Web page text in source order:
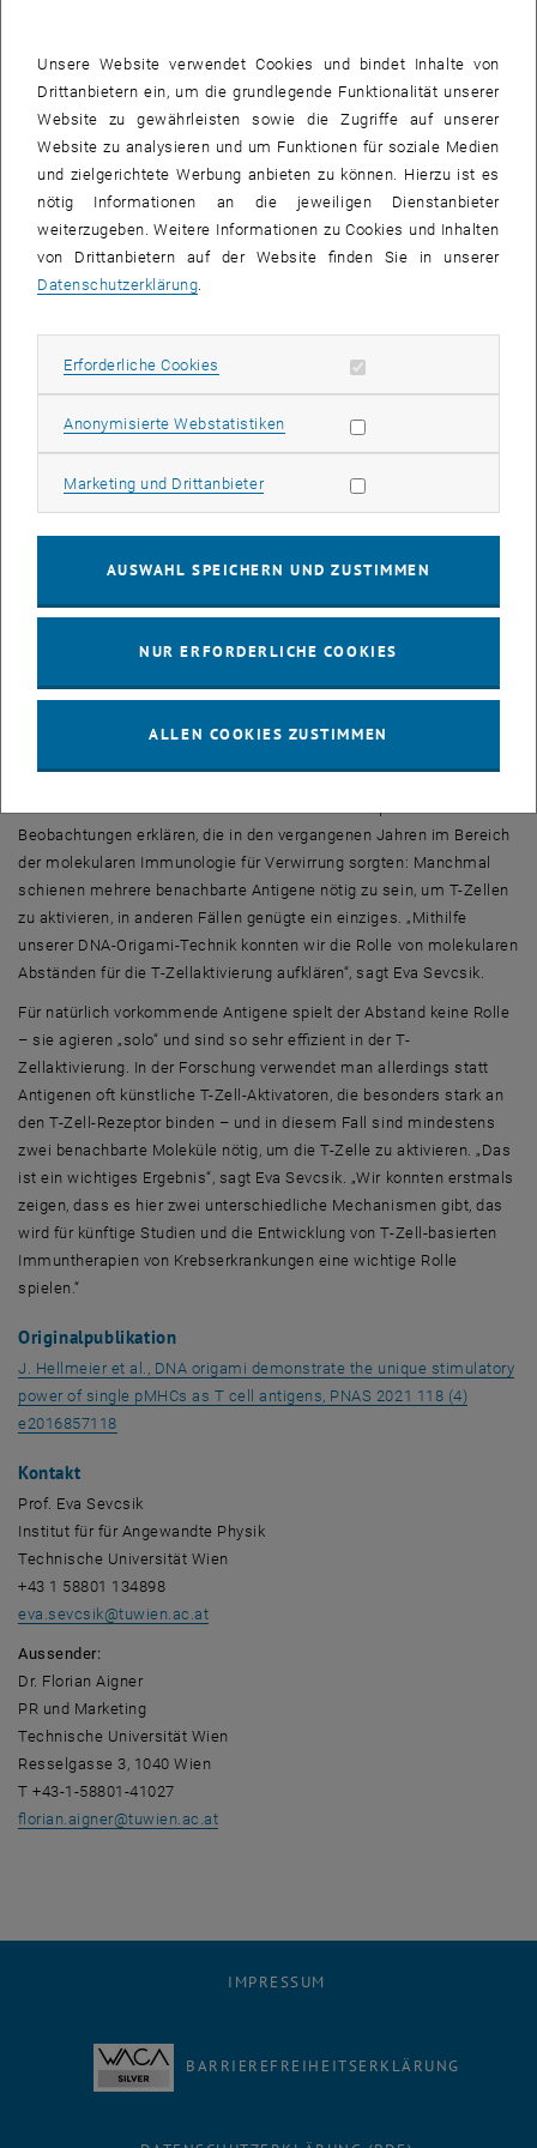
zu untersuchen“, erklärt Eva Sevcsik.
DNA-Origami
Dazu bedienten sich die Forschenden eines Phänomens, das die
Natur selbst nutzt: Die DNA, der Träger der Erbinformation in
unserem Körper, besteht aus zwei genau zueinander passenden
Einzelsträngen, die sich ohne äußeres Zutun zu einer DNA
Doppelhelix zusammenfügen.
Diese Eigenschaft macht man sich in der DNA Nanotechnologie
zunutze: „Durch cleveres Design von Einzelsträngen, die nur
abschnittsweise zueinander passen, kann man mehrere
DNA-Origami – statt Papier falten wir eben DNA-Stränge.“
Flächen her, an denen man ein Antigen fixieren kann. Dieses DNA-
sich dort wie ein Floß.
„Dadurch können wir aber garantieren, dass die Antigene einander
nicht beliebig nahekommen“, sagt Joschka Hellmeier. „Selbst wenn
ein Mindestabstand zwischen den Antigenen, wenn auf jedem DNA-
Floß nur ein einziges Antigen fixiert ist.“ Zusätzlich kann man DNA-
haben und so untersuchen, wie die T-Zellen auf unterschiedliche
Antigen-Abstände reagieren.
Altes Rätsel gelöst
Beobachtungen erklären, die in den vergangenen Jahren im Bereich
der molekularen Immunologie für Verwirrung sorgten: Manchmal
schienen mehrere benachbarte Antigene nötig zu sein, um T-Zellen
zu aktivieren, in anderen Fällen genügte ein einziges. „Mithilfe
unserer DNA-Origami-Technik konnten wir die Rolle von molekularen
Abständen für die T-Zellaktivierung aufklären“, sagt Eva Sevcsik.
Für natürlich vorkommende Antigene spielt der Abstand keine Rolle
– sie agieren „solo“ und sind so sehr effizient in der T-
Zellaktivierung. In der Forschung verwendet man allerdings statt
Antigenen oft künstliche T-Zell-Aktivatoren, die besonders stark an
den T-Zell-Rezeptor binden – und in diesem Fall sind mindestens
zwei benachbarte Moleküle nötig, um die T-Zelle zu aktivieren. „Das
ist ein wichtiges Ergebnis“, sagt Eva Sevcsik. „Wir konnten erstmals
zeigen, dass es hier zwei unterschiedliche Mechanismen gibt, das
wird für künftige Studien und die Entwicklung von T-Zell-basierten
Immuntherapien von Krebserkrankungen eine wichtige Rolle
spielen.“
Originalpublikation
J. Hellmeier et al., DNA origami demonstrate the unique stimulatory
power of single pMHCs as T cell antigens, PNAS 2021 118 (4)
e2016857118, öffnet eine externe URL in einem neuen Fenster
Kontakt
Prof. Eva Sevcsik
Institut für für Angewandte Physik
Technische Universität Wien
+43 1 58801 134898
eva.sevcsik@tuwien.ac.at
Aussender:
Dr. Florian Aigner
PR und Marketing
Technische Universität Wien
Resselgasse 3, 1040 Wien
T +43-1-58801-41027
florian.aigner@tuwien.ac.at
IMPRESSUM
BARRIEREFREIHEITSERKLÄRUNG
Unsere Website verwendet Cookies und bindet Inhalte von
Drittanbietern ein, um die grundlegende Funktionalität unserer
Website zu gewährleisten sowie die Zugriffe auf unserer
Website zu analysieren und um Funktionen für soziale Medien
und zielgerichtete Werbung anbieten zu können. Hierzu ist es
nötig Informationen an die jeweiligen Dienstanbieter
weiterzugeben. Weitere Informationen zu Cookies und Inhalten
von Drittanbietern auf der Website finden Sie in unserer
Datenschutzerklärung.
Erforderliche Cookies Erforderliche Cookies zulassen
Anonymisierte WebstatistikenStatistik Cookies zulassen
Marketing und DrittanbieterMarketing Cookies zulassen
AUSWAHL SPEICHERN UND ZUSTIMMEN
NUR ERFORDERLICHE COOKIES
ALLEN COOKIES ZUSTIMMEN